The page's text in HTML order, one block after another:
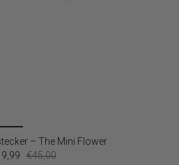
– The Mini Flower
€45,00